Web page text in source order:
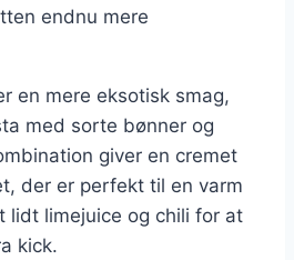
endnu mere
en mere eksotisk smag,
med sorte bønner og
giver en cremet
der er perfekt til en varm
lidt limejuice og chili for at
kick.